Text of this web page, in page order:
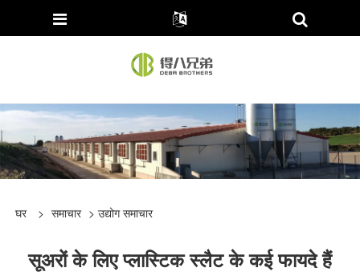
घर > समाचार > उद्योग समाचार
सूअरों के लिए प्लास्टिक स्लैट के कई फायदे हैं